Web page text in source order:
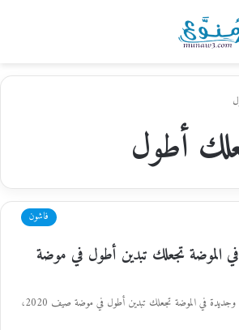
أطول
فاشون
الموضة تجعلك تبدين أطول في موضة
يمكنك التعر ف على حيل مبتكرة وجديدة في الموضة تجعلك تبدين أطول في موضة صيف 2020،